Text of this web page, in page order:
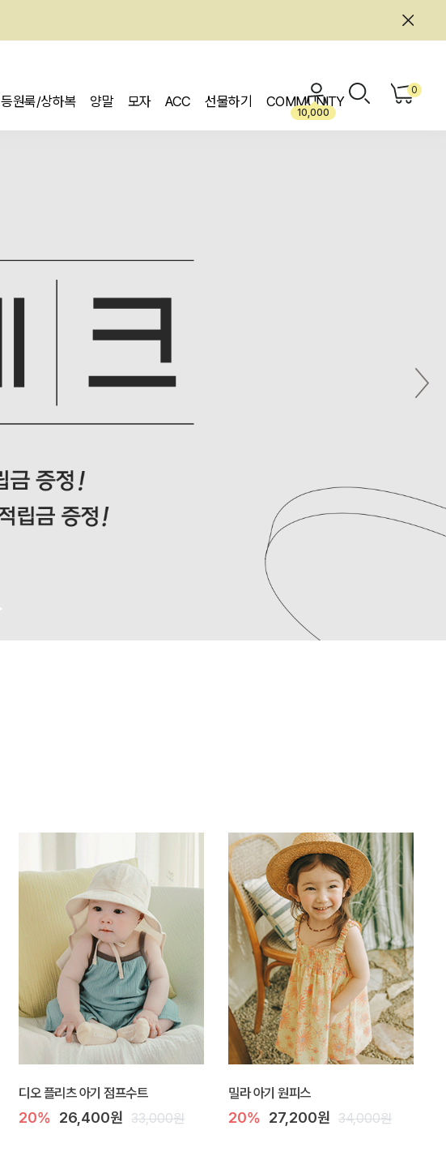
등원룩/상하복 양말 모자 ACC 선물하기 COMMUNITY
10,000
0
디오 플리츠 아기 점프수트
20% 26,400원 33,000원
밀라 아기 원피스
20% 27,200원 34,000원